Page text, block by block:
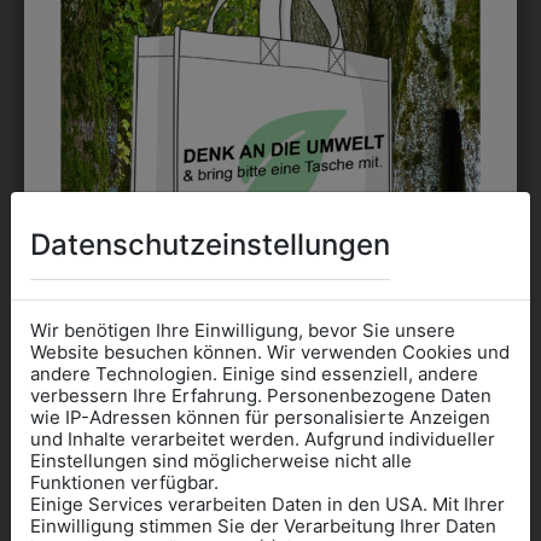
möglich.
DRUCK
Perfekt für große Logos und für kleine Details, jedoch
kostet jede Farbe extra und ist erst ab 12 Stück
DAS KÖNNTE IHNEN
AUCH GEFALLEN
Datenschutzeinstellungen
Wir benötigen Ihre Einwilligung, bevor Sie unsere
Website besuchen können. Wir verwenden Cookies und
andere Technologien. Einige sind essenziell, andere
verbessern Ihre Erfahrung. Personenbezogene Daten
wie IP-Adressen können für personalisierte Anzeigen
und Inhalte verarbeitet werden. Aufgrund individueller
Einstellungen sind möglicherweise nicht alle
Funktionen verfügbar.
Einige Services verarbeiten Daten in den USA. Mit Ihrer
Einwilligung stimmen Sie der Verarbeitung Ihrer Daten
Informationen wenn Sie
Kleidung
für die SCHULE